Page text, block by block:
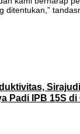
ditentukan,”
Padi IPB 15S di